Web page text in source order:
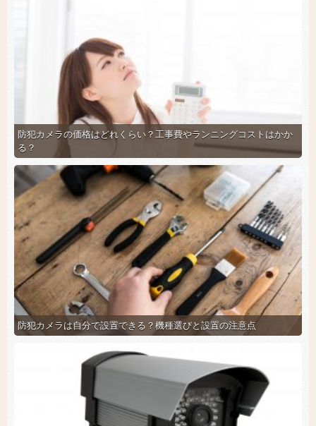
防犯カメラの価格はどれくらい？工事費やランニングコストはかか
る？
防犯カメラは自分で設置できる？機種選びと設置の注意点